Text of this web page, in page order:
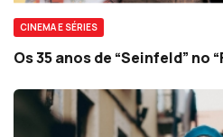
CINEMA E SÉRIES
Os 35 anos de “Seinfeld” no